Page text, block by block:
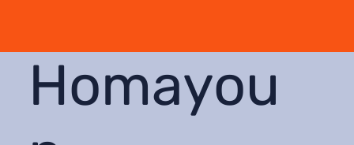
Homayou